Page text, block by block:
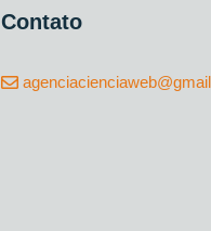
Contato